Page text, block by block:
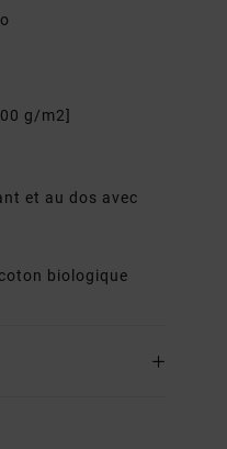
g/m2]
et au dos avec
biologique